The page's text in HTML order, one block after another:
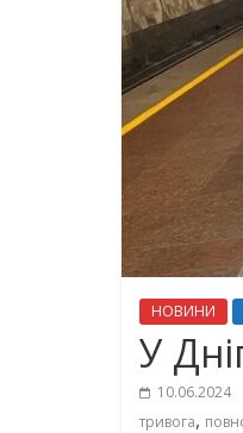
НОВИНИ
У
10.06.2024
тривога,